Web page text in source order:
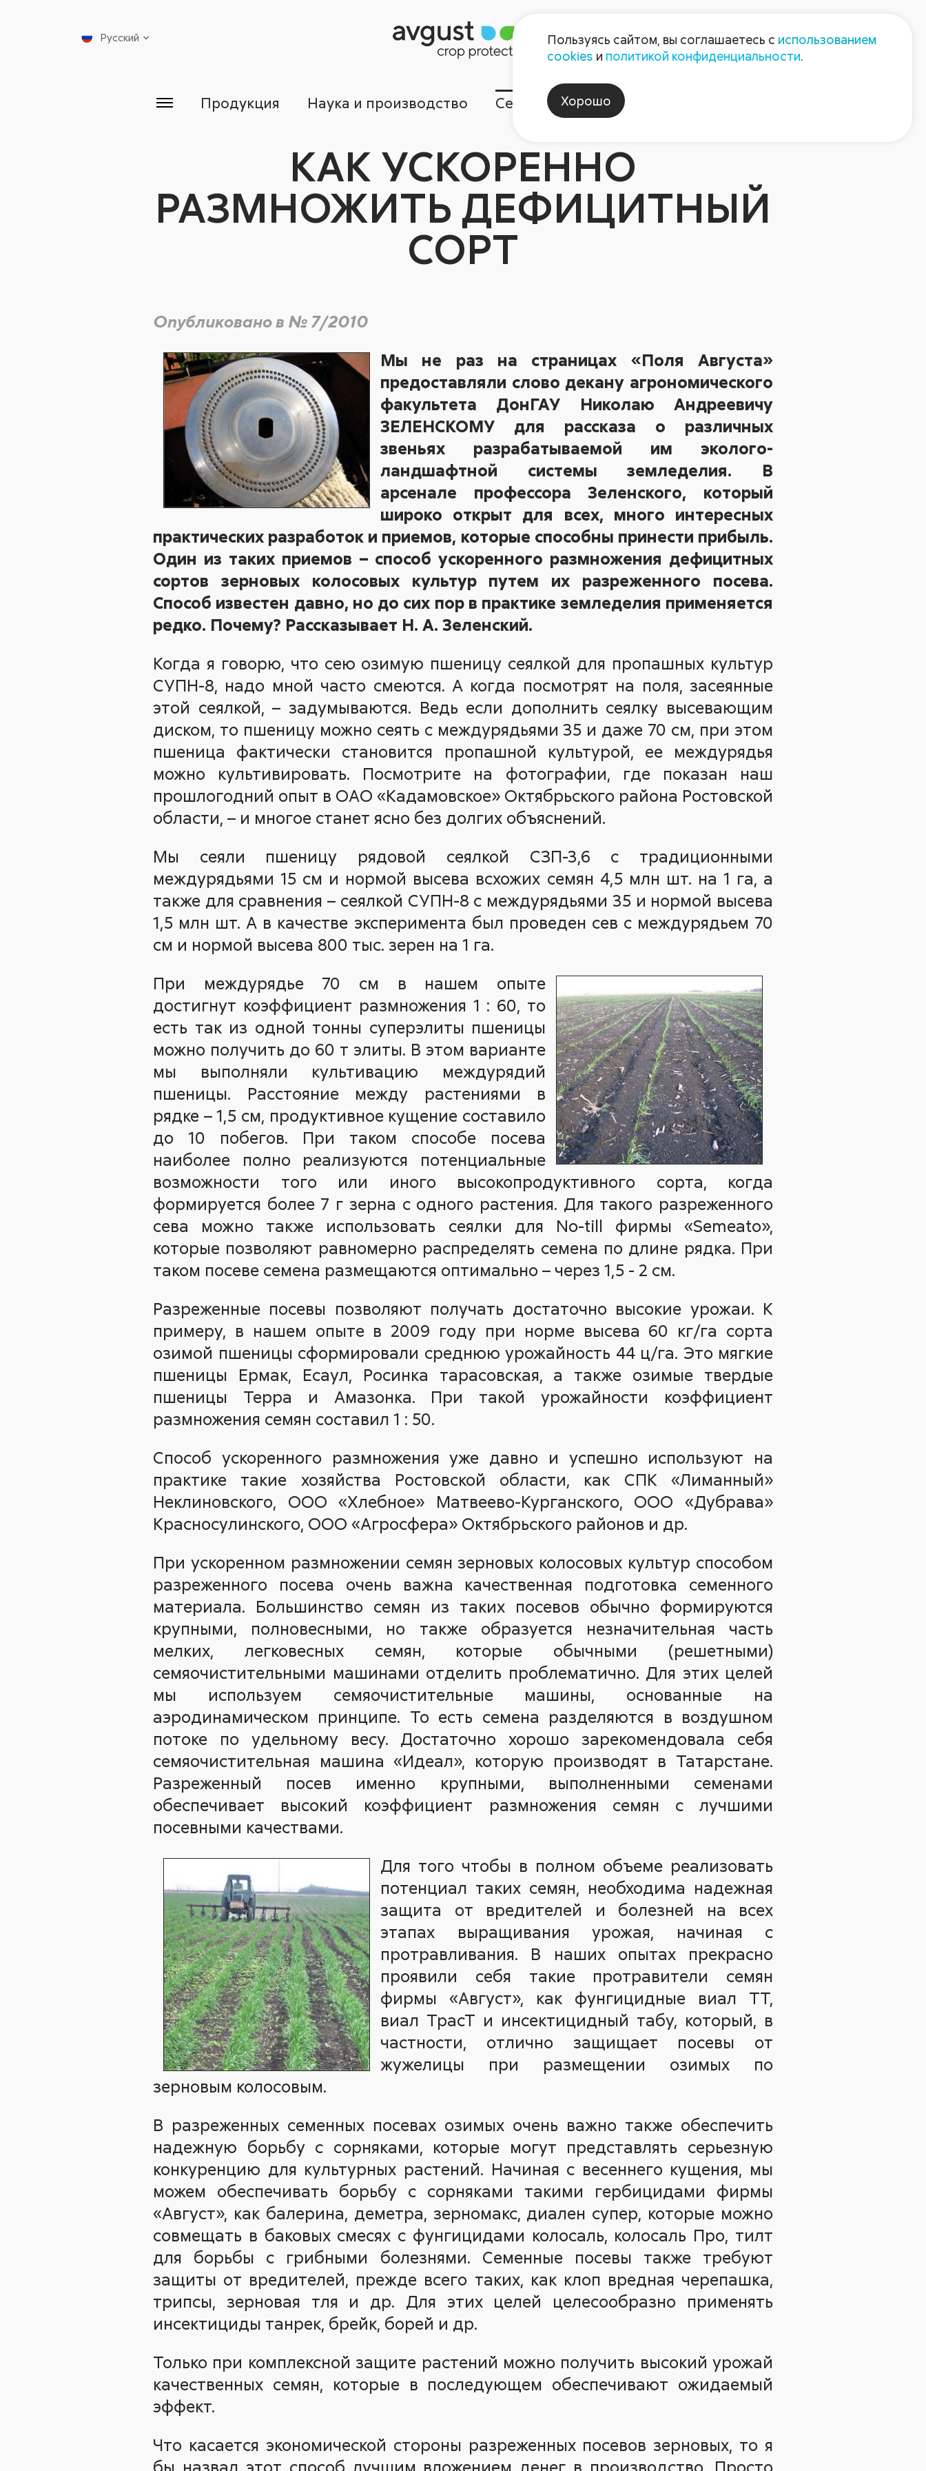
Пресс-центр Контакты
Русский
Продукция Наука и производство Сервисы Компания
КАК УСКОРЕННО
РАЗМНОЖИТЬ ДЕФИЦИТНЫЙ
СОРТ
Опубликовано в № 7/2010
Мы не раз на страницах «Поля Августа»
предоставляли слово декану агрономического
факультета ДонГАУ Николаю Андреевичу
ЗЕЛЕНСКОМУ для рассказа о различных
звеньях разрабатываемой им эколого-
ландшафтной системы земледелия. В
арсенале профессора Зеленского, который
широко открыт для всех, много интересных
практических разработок и приемов, которые способны принести прибыль.
Один из таких приемов – способ ускоренного размножения дефицитных
сортов зерновых колосовых культур путем их разреженного посева.
Способ известен давно, но до сих пор в практике земледелия применяется
редко. Почему? Рассказывает Н. А. Зеленский.
Когда я говорю, что сею озимую пшеницу сеялкой для пропашных культур
СУПН-8, надо мной часто смеются. А когда посмотрят на поля, засеянные
этой сеялкой, – задумываются. Ведь если дополнить сеялку высевающим
диском, то пшеницу можно сеять с междурядьями 35 и даже 70 см, при этом
пшеница фактически становится пропашной культурой, ее междурядья
можно культивировать. Посмотрите на фотографии, где показан наш
прошлогодний опыт в ОАО «Кадамовское» Октябрьского района Ростовской
области, – и многое станет ясно без долгих объяснений.
Мы сеяли пшеницу рядовой сеялкой СЗП-3,6 с традиционными
междурядьями 15 см и нормой высева всхожих семян 4,5 млн шт. на 1 га, а
также для сравнения – сеялкой СУПН-8 с междурядьями 35 и нормой высева
1,5 млн шт. А в качестве эксперимента был проведен сев с междурядьем 70
см и нормой высева 800 тыс. зерен на 1 га.
При междурядье 70 см в нашем опыте
достигнут коэффициент размножения 1 : 60, то
есть так из одной тонны суперэлиты пшеницы
можно получить до 60 т элиты. В этом варианте
мы выполняли культивацию междурядий
пшеницы. Расстояние между растениями в
рядке – 1,5 см, продуктивное кущение составило
до 10 побегов. При таком способе посева
наиболее полно реализуются потенциальные
возможности того или иного высокопродуктивного сорта, когда
формируется более 7 г зерна с одного растения. Для такого разреженного
сева можно также использовать сеялки для No-till фирмы «Semeato»,
которые позволяют равномерно распределять семена по длине рядка. При
таком посеве семена размещаются оптимально – через 1,5 - 2 см.
Разреженные посевы позволяют получать достаточно высокие урожаи. К
примеру, в нашем опыте в 2009 году при норме высева 60 кг/га сорта
озимой пшеницы сформировали среднюю урожайность 44 ц/га. Это мягкие
пшеницы Ермак, Есаул, Росинка тарасовская, а также озимые твердые
пшеницы Терра и Амазонка. При такой урожайности коэффициент
размножения семян составил 1 : 50.
Способ ускоренного размножения уже давно и успешно используют на
практике такие хозяйства Ростовской области, как СПК «Лиманный»
Неклиновского, ООО «Хлебное» Матвеево-Курганского, ООО «Дубрава»
Красносулинского, ООО «Агросфера» Октябрьского районов и др.
При ускоренном размножении семян зерновых колосовых культур способом
разреженного посева очень важна качественная подготовка семенного
материала. Большинство семян из таких посевов обычно формируются
крупными, полновесными, но также образуется незначительная часть
мелких, легковесных семян, которые обычными (решетными)
семяочистительными машинами отделить проблематично. Для этих целей
мы используем семяочистительные машины, основанные на
аэродинамическом принципе. То есть семена разделяются в воздушном
потоке по удельному весу. Достаточно хорошо зарекомендовала себя
семяочистительная машина «Идеал», которую производят в Татарстане.
Разреженный посев именно крупными, выполненными семенами
обеспечивает высокий коэффициент размножения семян с лучшими
посевными качествами.
Для того чтобы в полном объеме реализовать
потенциал таких семян, необходима надежная
защита от вредителей и болезней на всех
этапах выращивания урожая, начиная с
протравливания. В наших опытах прекрасно
проявили себя такие протравители семян
фирмы «Август», как фунгицидные виал ТТ,
виал ТрасТ и инсектицидный табу, который, в
частности, отлично защищает посевы от
жужелицы при размещении озимых по
зерновым колосовым.
В разреженных семенных посевах озимых очень важно также обеспечить
надежную борьбу с сорняками, которые могут представлять серьезную
конкуренцию для культурных растений. Начиная с весеннего кущения, мы
можем обеспечивать борьбу с сорняками такими гербицидами фирмы
«Август», как балерина, деметра, зерномакс, диален супер, которые можно
совмещать в баковых смесях с фунгицидами колосаль, колосаль Про, тилт
для борьбы с грибными болезнями. Семенные посевы также требуют
защиты от вредителей, прежде всего таких, как клоп вредная черепашка,
трипсы, зерновая тля и др. Для этих целей целесообразно применять
инсектициды танрек, брейк, борей и др.
Только при комплексной защите растений можно получить высокий урожай
качественных семян, которые в последующем обеспечивают ожидаемый
эффект.
Что касается экономической стороны разреженных посевов зерновых, то я
бы назвал этот способ лучшим вложением денег в производство. Просто
Пользуясь сайтом, вы соглашаетесь с использованием
cookies и политикой конфиденциальности.
Хорошо